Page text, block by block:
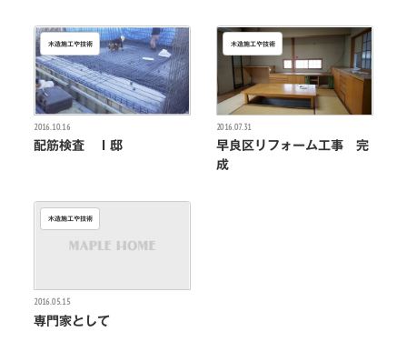
木造施工や技術
2016.10.16
配筋検査 Ｉ邸
木造施工や技術
2016.07.31
早良区リフォーム工事 完
成
木造施工や技術
2016.05.15
専門家として